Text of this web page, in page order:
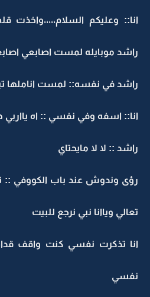
انا:: وعليكم
راشد موبايله لمست اصابعي
راشد في نفسه:: لمست اناملها
انا:: اسفه وفي نفسي :: اه
راشد :: لا لا مايحتاي
رؤى وندوش عند باب الكووفي ::
تعالي وياانا نبي نرجع للبيت
انا تذكرت نفسي كنت واقف
نفسي